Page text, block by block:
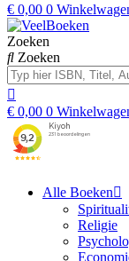
€ 0,00 0
Zoeken
Zoeken
€ 0,00 0
Alle Boeken
Religie